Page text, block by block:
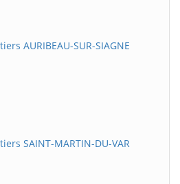
AURIBEAU-SUR-SIAGNE
SAINT-MARTIN-DU-VAR